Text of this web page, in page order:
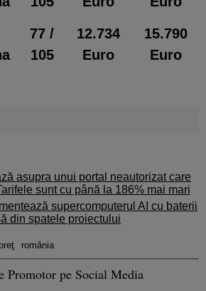
77 /
105
12.734
Euro
15.790
Euro
asupra unui portal neautorizat care
sunt cu până la 186% mai mari
supercomputerul AI cu baterii
din spatele proiectului
preţ românia
Promotor pe Social Media